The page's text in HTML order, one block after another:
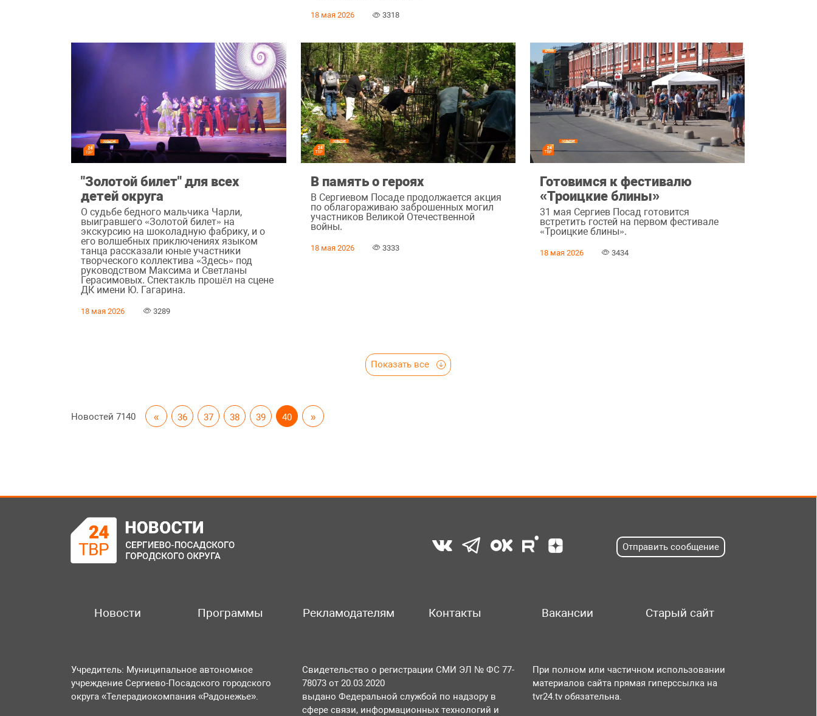
18 мая 2026 3318
"Золотой билет" для всех
детей округа
О судьбе бедного мальчика Чарли,
выигравшего «Золотой билет» на
экскурсию на шоколадную фабрику, и о
его волшебных приключениях языком
танца рассказали юные участники
творческого коллектива «Здесь» под
руководством Максима и Светланы
Герасимовых. Спектакль прошëл на сцене
ДК имени Ю. Гагарина.
18 мая 2026 3289
В память о героях
В Сергиевом Посаде продолжается акция
по облагораживаю заброшенных могил
участников Великой Отечественной
войны.
18 мая 2026 3333
Готовимся к фестивалю
«Троицкие блины»
31 мая Сергиев Посад готовится
встретить гостей на первом фестивале
«Троицкие блины».
18 мая 2026 3434
Показать все
Новостей7140 « 36 37 38 39 40 »
Отправить сообщение
Новости Программы Рекламодателям Контакты Вакансии Старый сайт
Учредитель: Муниципальное автономное
учреждение Сергиево-Посадского городского
округа «Телерадиокомпания «Радонежье».
Свидетельство о регистрации СМИ ЭЛ № ФС 77-
78073 от 20.03.2020
выдано Федеральной службой по надзору в
сфере связи, информационных технологий и
При полном или частичном использовании
материалов сайта прямая гиперссылка на
tvr24.tv обязательна.